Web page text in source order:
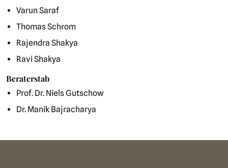
Varun Saraf
Thomas Schrom
Rajendra Shakya
Ravi Shakya
Beraterstab
Prof. Dr. Niels Gutschow
Dr. Manik Bajracharya